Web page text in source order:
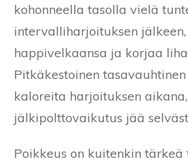
kohonneella tasolla vielä
intervalliharjoituksen
happivelkaansa ja korjaa
Pitkäkestoinen
kaloreita harjoituksen
jälkipolttovaikutus jää
Poikkeus on kuitenkin tärkeä